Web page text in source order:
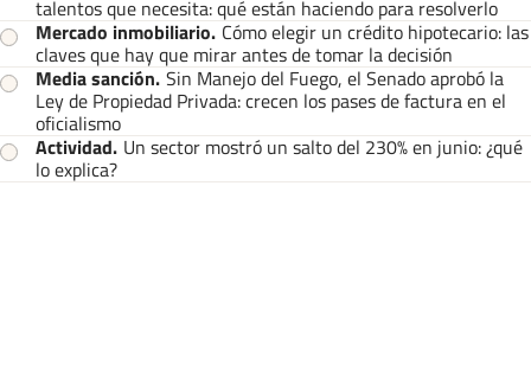
talentos que necesita: qué están haciendo para resolverlo
Mercado inmobiliario. Cómo elegir un crédito hipotecario: las
claves que hay que mirar antes de tomar la decisión
Media sanción. Sin Manejo del Fuego, el Senado aprobó la
Ley de Propiedad Privada: crecen los pases de factura en el
oficialismo
Actividad. Un sector mostró un salto del 230% en junio: ¿qué
lo explica?